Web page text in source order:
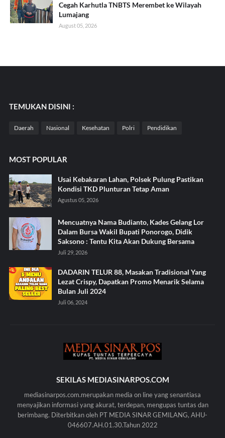
Cegah Karhutla TNBTS Merembet ke Wilayah
Lumajang
August 05, 2026
TEMUKAN DISINI :
Daerah Nasional Kesehatan Polri Pendidikan
MOST POPULAR
Usai Kebakaran Lahan, Polsek Pulung Pastikan
Kondisi TKD Plunturan Tetap Aman
Agustus 05, 2026
Mencuatnya Nama Budianto, Kades Gelang Lor
Dalam Bursa Wakil Bupati Ponorogo, Didik
Saksono : Tentu Kita Akan Dukung Bersama
Juli 29, 2026
DADARIN TELUR 88, Masakan Tradisional Yang
Lezat Crispy, Dapatkan Promo Menarik Selama
Bulan Juli 2024
Juli 06, 2024
SEKILAS MEDIASINARPOS.COM
mediasinarpos.com.merupakan media on line yang senantiasa
menyajikan informasi yang akurat, terdepan, mengupas tuntas dan
berimbang. Diterbitkan oleh PT MEDIA SINAR GEMILANG, AHU-
046607.AH.01.30.Tahun 2022